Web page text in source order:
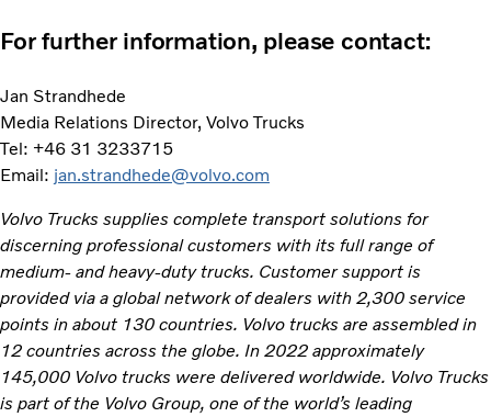
For further information, please contact:
Jan Strandhede
Media Relations Director, Volvo Trucks
Tel: +46 31 3233715
Email: jan.strandhede@volvo.com
Volvo Trucks supplies complete transport solutions for
discerning professional customers with its full range of
medium- and heavy-duty trucks. Customer support is
provided via a global network of dealers with 2,300 service
points in about 130 countries. Volvo trucks are assembled in
12 countries across the globe. In 2022 approximately
145,000 Volvo trucks were delivered worldwide. Volvo Trucks
is part of the Volvo Group, one of the world’s leading